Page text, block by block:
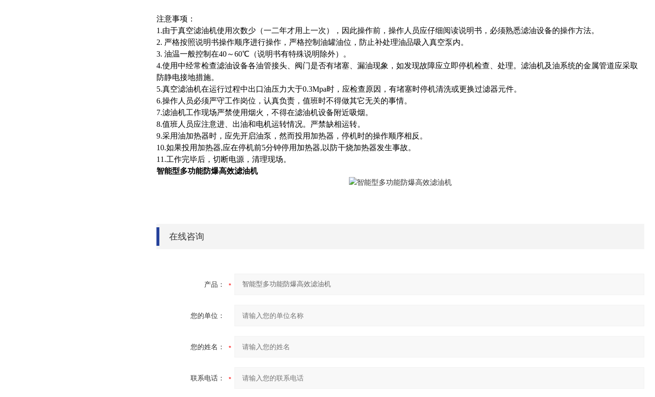
注意事项：
1.由于真空滤油机使用次数少（一二年才用上一次），因此操作前，操作人员应仔细阅读说明书，必须熟悉滤油设备的操作方法。
2. 严格按照说明书操作顺序进行操作，严格控制油罐油位，防止补处理油品吸入真空泵内。
3. 油温一般控制在40～60℃（说明书有特殊说明除外）。
4.使用中经常检查滤油设备各油管接头、阀门是否有堵塞、漏油现象，如发现故障应立即停机检查、处理。滤油机及油系统的金属管道应采取
防静电接地措施。
5.真空滤油机在运行过程中出口油压力大于0.3Mpa时，应检查原因，有堵塞时停机清洗或更换过滤器元件。
6.操作人员必须严守工作岗位，认真负责，值班时不得做其它无关的事情。
7.滤油机工作现场严禁使用烟火，不得在滤油机设备附近吸烟。
8.值班人员应注意进、出油和电机运转情况。严禁缺相运转。
9.采用油加热器时，应先开启油泵，然而投用加热器，停机时的操作顺序相反。
10.如果投用加热器,应在停机前5分钟停用加热器,以防干烧加热器发生事故。
11.工作完毕后，切断电源，清理现场。
智能型多功能防爆高效滤油机
在线咨询
产品：
您的单位：
您的姓名：
联系电话：